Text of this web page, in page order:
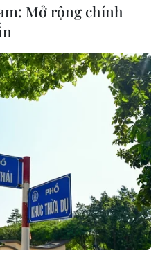
đất đá xuống vịnh
là Công ty Cổ phần đầu
đơn vị đang sở hữu
Vân Đồn.
Mở rộng chính